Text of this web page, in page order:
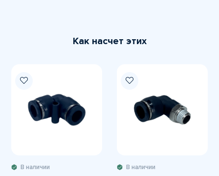
Как насчет этих
В наличии В наличии